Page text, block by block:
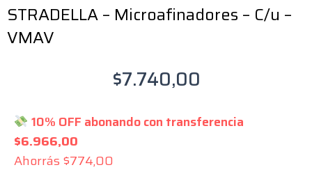
STRADELLA – Microafinadores – C/u –
VMAV
$7.740,00
10% OFF abonando con transferencia
$6.966,00
Ahorrás $774,00